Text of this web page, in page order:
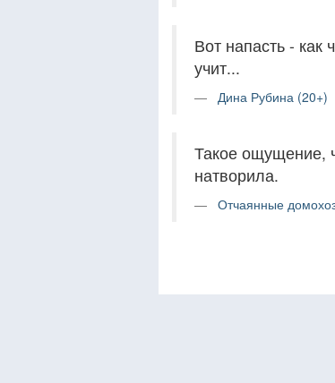
Вот напасть - как
учит...
Дина Рубина (20+)
Такое ощущение,
натворила.
Отчаянные